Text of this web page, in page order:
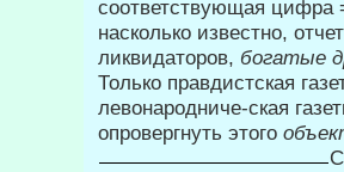
соответствующая цифра
насколько известно,
ликвидаторов, богатые
Только правдистская
левонародниче-ская
опровергнуть этого